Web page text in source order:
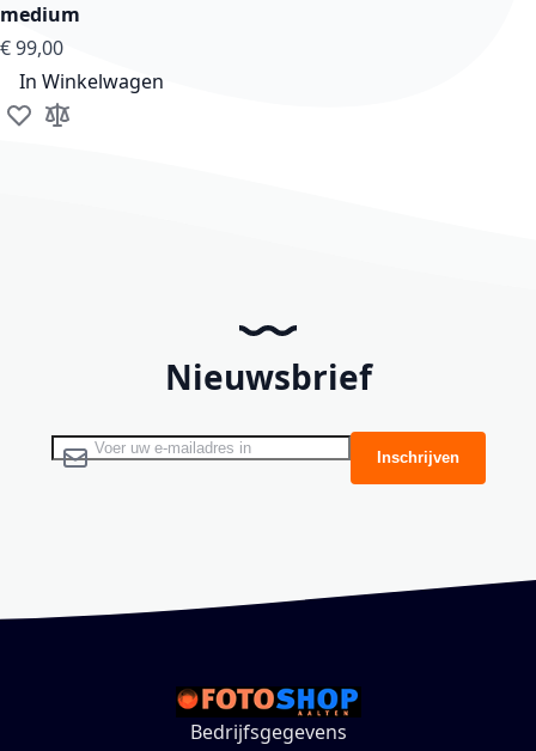
medium
€ 99,00
In Winkelwagen
Voeg toe aan verlanglijst
Toevoegen om te vergelijken
Nieuwsbrief
Abonneer u op onze nieuwsbrief Inschrijven
Bedrijfsgegevens